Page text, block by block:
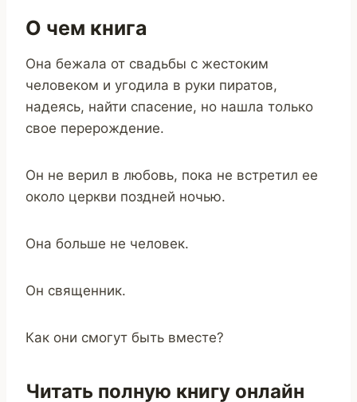
О чем книга
Она бежала от свадьбы с жестоким
человеком и угодила в руки пиратов,
надеясь, найти спасение, но нашла только
свое перерождение.
Он не верил в любовь, пока не встретил ее
около церкви поздней ночью.
Она больше не человек.
Он священник.
Как они смогут быть вместе?
Читать полную книгу онлайн